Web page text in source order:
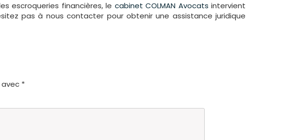
escroqueries financières, le cabinet COLMAN Avocats intervient
pas à nous contacter pour obtenir une assistance juridique
avec *